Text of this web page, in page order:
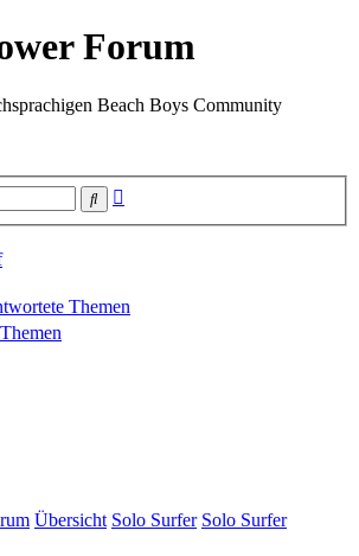
Forum
Beach Boys Community
Suche
Themen
Übersicht Solo Surfer Solo Surfer